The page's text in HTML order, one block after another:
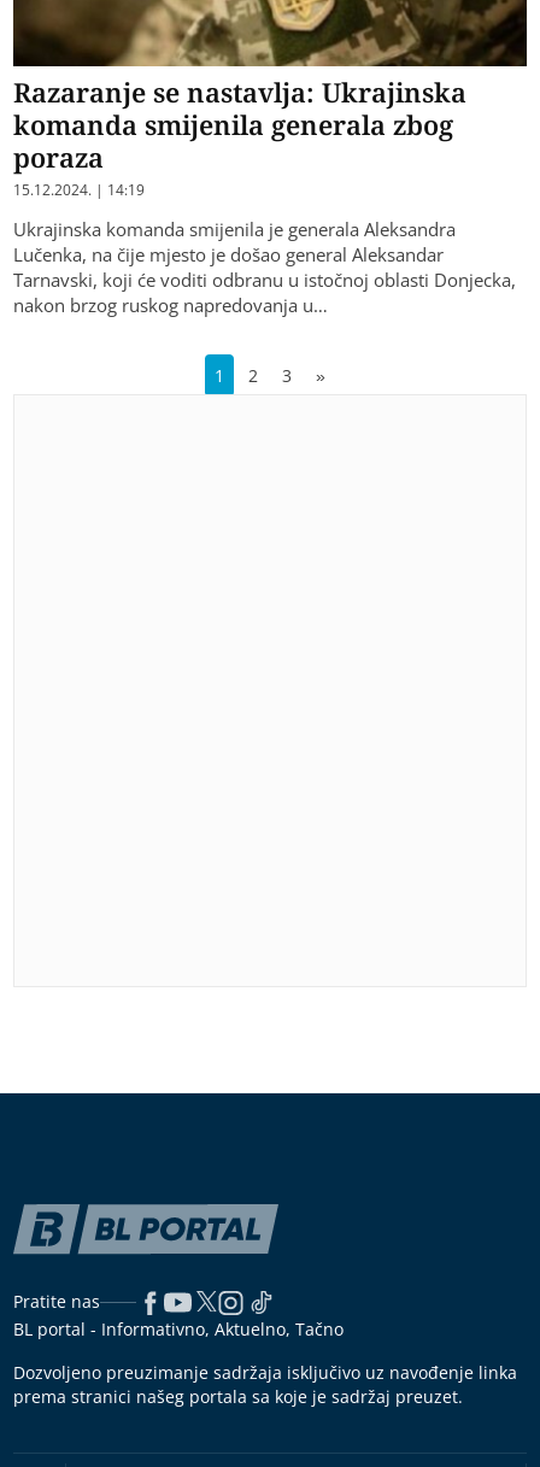
Razaranje se nastavlja: Ukrajinska
komanda smijenila generala zbog
poraza
15.12.2024. | 14:19
Ukrajinska komanda smijenila je generala Aleksandra
Lučenka, na čije mjesto je došao general Aleksandar
Tarnavski, koji će voditi odbranu u istočnoj oblasti Donjecka,
nakon brzog ruskog napredovanja u…
1 2 3 »
Pratite nas
BL portal - Informativno, Aktuelno, Tačno
Dozvoljeno preuzimanje sadržaja isključivo uz navođenje linka
prema stranici našeg portala sa koje je sadržaj preuzet.